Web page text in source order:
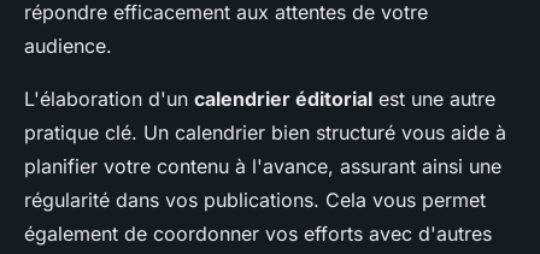
répondre efficacement aux attentes de votre
audience.
L'élaboration d'un calendrier éditorial est une autre
pratique clé. Un calendrier bien structuré vous aide à
planifier votre contenu à l'avance, assurant ainsi une
régularité dans vos publications. Cela vous permet
également de coordonner vos efforts avec d'autres